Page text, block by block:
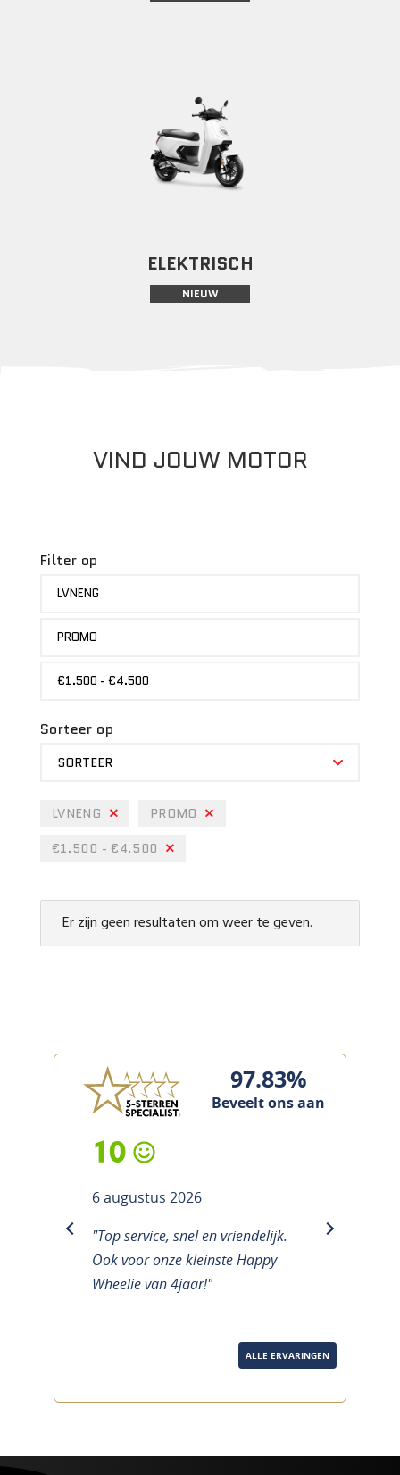
ELEKTRISCH
NIEUW
VIND JOUW MOTOR
Filter op
LVNENG
PROMO
€1.500 - €4.500
Sorteer op
SORTEER
LVNENG
PROMO
€1.500 - €4.500
Er zijn geen resultaten om weer te geven.
97.83%
Beveelt ons aan
10
6 augustus 2026
"Top service, snel en vriendelijk.
Ook voor onze kleinste Happy
Wheelie van 4jaar!"
previous next
ALLE ERVARINGEN